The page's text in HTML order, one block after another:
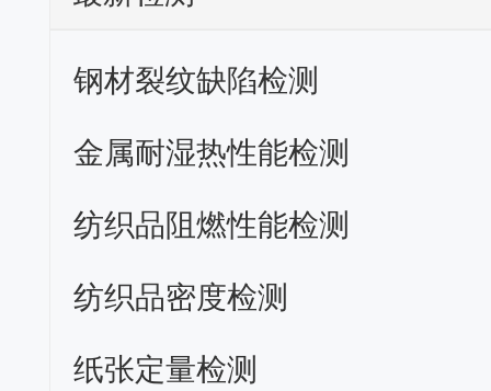
钢材裂纹缺陷检测
金属耐湿热性能检测
纺织品阻燃性能检测
纺织品密度检测
纸张定量检测